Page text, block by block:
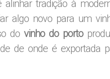
tradição à
algo novo para um
do vinho do porto
de onde é exportada